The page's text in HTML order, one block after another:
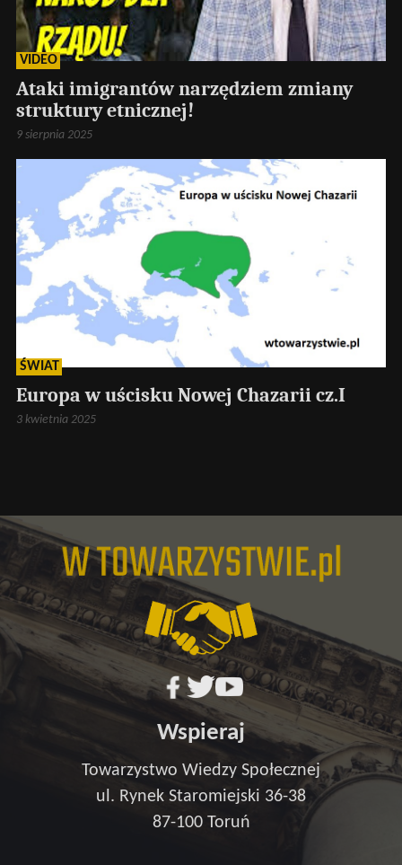
VIDEO
Ataki imigrantów narzędziem zmiany
struktury etnicznej!
9 sierpnia 2025
ŚWIAT
Europa w uścisku Nowej Chazarii cz.I
3 kwietnia 2025
Wspieraj
Towarzystwo Wiedzy Społecznej
ul. Rynek Staromiejski 36-38
87-100 Toruń